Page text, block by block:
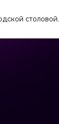
столовой.